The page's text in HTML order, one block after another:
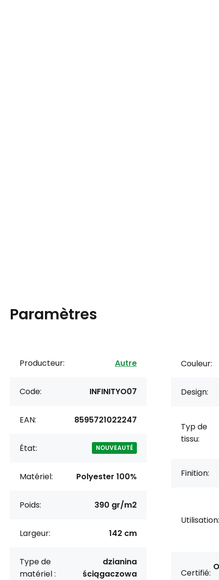
Paramètres
Producteur: Autre
Code: INFINITYO07
EAN: 8595721022247
État: NOUVEAUTÉ
Matériel: Polyester 100%
Poids: 390 gr/m2
Largeur: 142 cm
Type de
matériel :
dzianina
ściągaczowa
Couleur:
Design:
Typ de
tissu:
Finition:
Utilisation:
Certifié: